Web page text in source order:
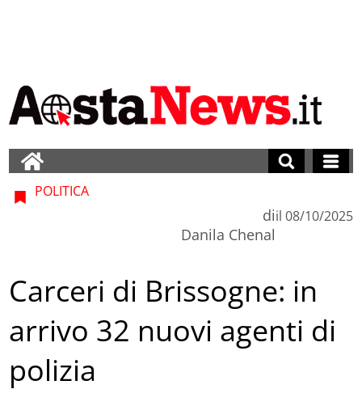
POLITICA
di
Danila Chenal
il 08/10/2025
Carceri di Brissogne: in
arrivo 32 nuovi agenti di
polizia